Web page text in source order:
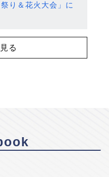
り＆花火大会」に
る